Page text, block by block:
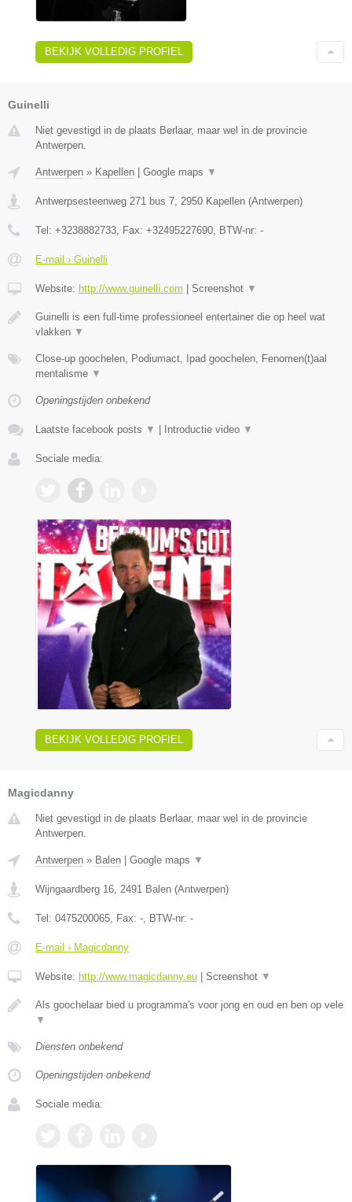
BEKIJK VOLLEDIG PROFIEL
Guinelli
Niet gevestigd in de plaats Berlaar, maar wel in de provincie
Antwerpen.
Antwerpen » Kapellen Google maps ▼
Antwerpsesteenweg 271 bus 7 2950 Kapellen (Antwerpen)
Tel: +3238882733 , Fax: +32495227690 , BTW-nr: -
E-mail › Guinelli
Website: http://www.guinelli.com Screenshot ▼
Guinelli is een full-time professioneel entertainer die op heel wat
vlakken ▼
Close-up goochelen, Podiumact, Ipad goochelen, Fenomen(t)aal
mentalisme ▼
Openingstijden onbekend
Laatste facebook posts ▼ Introductie video ▼
Sociale media:
BEKIJK VOLLEDIG PROFIEL
Magicdanny
Niet gevestigd in de plaats Berlaar, maar wel in de provincie
Antwerpen.
Antwerpen » Balen Google maps ▼
Wijngaardberg 16 2491 Balen (Antwerpen)
Tel: 0475200065 , Fax: - , BTW-nr: -
E-mail › Magicdanny
Website: http://www.magicdanny.eu Screenshot ▼
Als goochelaar bied u programma's voor jong en oud en ben op vele
▼
Diensten onbekend
Openingstijden onbekend
Sociale media: